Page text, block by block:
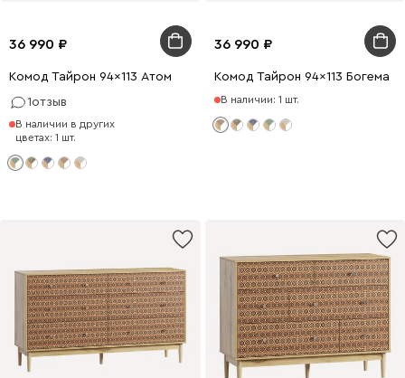
36 990
Комод Тайрон 94x113 Атом
1отзыв
В наличии в других
цветах: 1 шт.
36 990
Комод Тайрон 94x113 Богема ​
В наличии: 1 шт.